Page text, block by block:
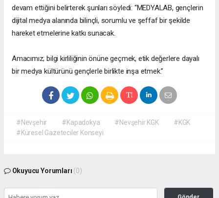
devam ettiğini belirterek şunları söyledi: “MEDYALAB, gençlerin
dijital medya alanında bilinçli, sorumlu ve şeffaf bir şekilde
hareket etmelerine katkı sunacak.
Amacımız; bilgi kirliliğinin önüne geçmek, etik değerlere dayalı
bir medya kültürünü gençlerle birlikte inşa etmek.”
#Nevşehir #Kapadokya #Nevşehir KGK
#KGK
#Küresel Gazeteciler Konseyi
Okuyucu Yorumları (0)